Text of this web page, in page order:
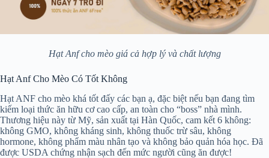
Hạt Anf cho mèo giá cả hợp lý và chất lượng
Hạt Anf Cho Mèo Có Tốt Không
Hạt ANF cho mèo khá tốt đấy các bạn ạ, đặc biệt nếu bạn đang tìm
kiếm loại thức ăn hữu cơ cao cấp, an toàn cho “boss” nhà mình.
Thương hiệu này từ Mỹ, sản xuất tại Hàn Quốc, cam kết 6 không:
không GMO, không kháng sinh, không thuốc trừ sâu, không
hormone, không phẩm màu nhân tạo và không bảo quản hóa học. Đã
được USDA chứng nhận sạch đến mức người cũng ăn được!